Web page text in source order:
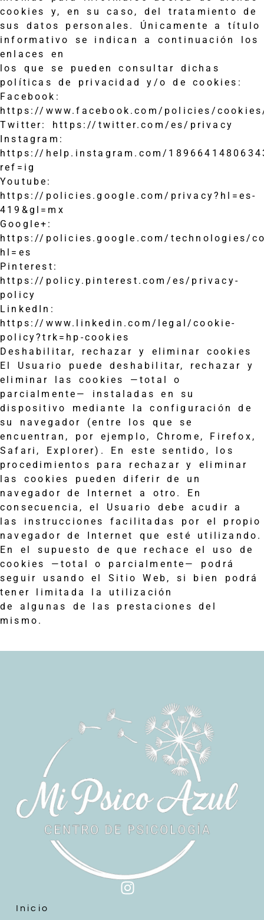
cookies y, en su caso, del tratamiento de
sus datos personales. Únicamente a título
informativo se indican a continuación los
enlaces en
los que se pueden consultar dichas
políticas de privacidad y/o de cookies:
Facebook:
https://www.facebook.com/policies/
Twitter: https://twitter.com/es/privacy
Instagram:
https://help.instagram.com/
ref=ig
Youtube:
https://policies.google.com/privacy?hl=es-
419&gl=mx
Google+:
https://policies.google.com/technologies/
hl=es
Pinterest:
https://policy.pinterest.com/es/privacy-
policy
LinkedIn:
https://www.linkedin.com/legal/cookie-
policy?trk=hp-cookies
Deshabilitar, rechazar y eliminar cookies
El Usuario puede deshabilitar, rechazar y
eliminar las cookies —total o
parcialmente— instaladas en su
dispositivo mediante la configuración de
su navegador (entre los que se
encuentran, por ejemplo, Chrome, Firefox,
Safari, Explorer). En este sentido, los
procedimientos para rechazar y eliminar
las cookies pueden diferir de un
navegador de Internet a otro. En
consecuencia, el Usuario debe acudir a
las instrucciones facilitadas por el propio
navegador de Internet que esté utilizando.
En el supuesto de que rechace el uso de
cookies —total o parcialmente— podrá
seguir usando el Sitio Web, si bien podrá
tener limitada la utilización
de algunas de las prestaciones del
mismo.
Inicio